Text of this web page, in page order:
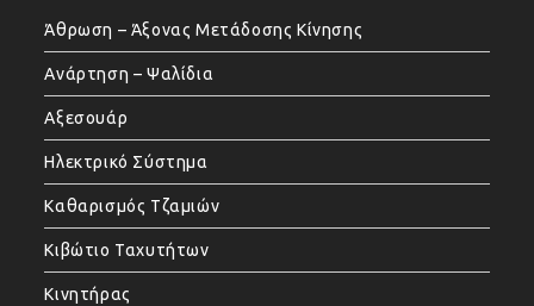
Άθρωση – Άξονας Μετάδοσης Κίνησης
Ανάρτηση – Ψαλίδια
Αξεσουάρ
Ηλεκτρικό Σύστημα
Καθαρισμός Τζαμιών
Κιβώτιο Ταχυτήτων
Κινητήρας